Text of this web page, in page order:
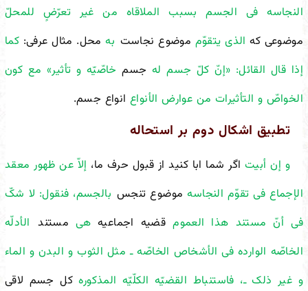
النجاسه فی الجسم بسبب الملاقاه من غیر تعرّضٍ للمحلّ
موضوعی که الذی یتقوّم موضوع نجاست بهمحل. مثال عرفی: کما
إذا قال القائل: «إنّ کلّ جسم له جسم خاصّیّه و تأثیر» مع کون
الخواصّ و التأثیرات من عوارض الأنواع انواع جسم.
تطبیق اشکال دوم بر استحاله
و إن أبیتاگر شما ابا کنید از قبول حرف ما، إلاّ عن ظهور معقد
الإجماع فی تقوّم النجاسهموضوع تنجس بالجسم، فنقول: لا شکّ
فی أنّ مستند هذا العمومقضیه اجماعیه هیمستند الأدلّه
الخاصّه الوارده فی الأشخاص الخاصّه ـ مثل الثوب و البدن و الماء
و غیر ذلک ـ، فاستنباط القضیّه الکلّیّه المذکورهکل جسم لاقی